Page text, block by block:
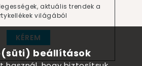
aktuális trendek a
világából
KÉREM
beállítások